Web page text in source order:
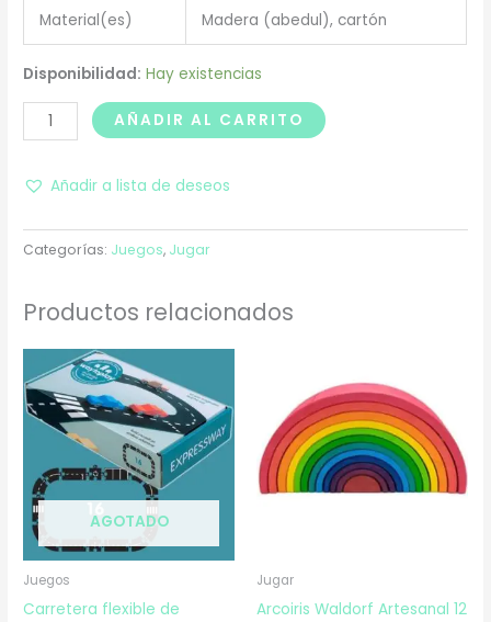
Material(es) Madera (abedul), cartón
Disponibilidad: Hay existencias
AÑADIR AL CARRITO
Añadir a lista de deseos
Categorías: Juegos, Jugar
Productos relacionados
AGOTADO
Juegos
Carretera flexible de
Jugar
Arcoiris Waldorf Artesanal 12